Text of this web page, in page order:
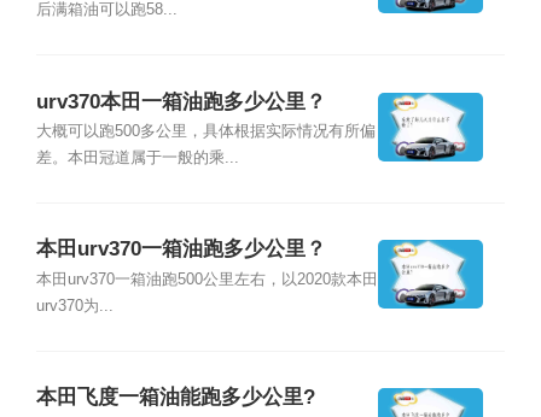
后满箱油可以跑58...
urv370本田一箱油跑多少公里？
大概可以跑500多公里，具体根据实际情况有所偏
差。本田冠道属于一般的乘...
本田urv370一箱油跑多少公里？
本田urv370一箱油跑500公里左右，以2020款本田
urv370为...
本田飞度一箱油能跑多少公里?